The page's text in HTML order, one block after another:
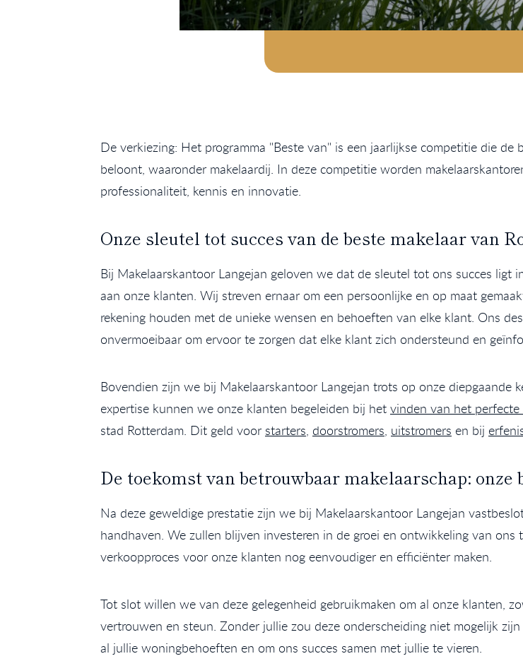
De verkiezing: Het programma "Beste van" is een jaarlijkse competitie die
beloont, waaronder makelaardij. In deze competitie worden
professionaliteit, kennis en innovatie.
Onze sleutel tot succes van de beste makelaar van
Bij Makelaarskantoor Langejan geloven we dat de sleutel tot ons succes ligt
aan onze klanten. Wij streven ernaar om een persoonlijke en op maat
rekening houden met de unieke wensen en behoeften van elke klant. Ons
onvermoeibaar om ervoor te zorgen dat elke klant zich ondersteund en
Bovendien zijn we bij Makelaarskantoor Langejan trots op onze
expertise kunnen we onze klanten begeleiden bij het vinden van het perfecte
stad Rotterdam. Dit geld voor starters doorstromers uitstromers en bij
De toekomst van betrouwbaar makelaarschap: onze
Na deze geweldige prestatie zijn we bij Makelaarskantoor Langejan
handhaven. We zullen blijven investeren in de groei en ontwikkeling van
verkoopproces voor onze klanten nog eenvoudiger en efficiënter maken.
Tot slot willen we van deze gelegenheid gebruikmaken om al onze klanten,
vertrouwen en steun. Zonder jullie zou deze onderscheiding niet mogelijk
al jullie woningbehoeften en om ons succes samen met jullie te vieren.